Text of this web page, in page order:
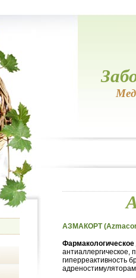
АЗМАКОРТ
Фармакологическое
антиаллергическое,
гиперреактивность